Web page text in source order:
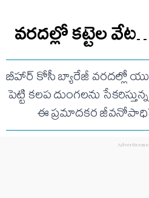
వరదల్లో కట్టెల
బీహార్ కోసీ బ్యారేజీ వరదల్లో
పెట్టి కలప దుంగలను
ఈ ప్రమాదకర